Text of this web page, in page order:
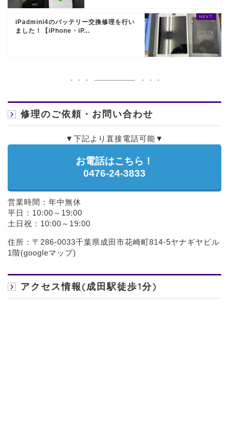
iPadmini4のバッテリー交換修理を行い
ました！【iPhone・iP...
修理のご依頼・お問い合わせ
▼下記より直接電話可能▼
お電話はこちら！
0476-24-3833
営業時間：年中無休
平日：10:00～19:00
土日祝：10:00～19:00
住所：〒286-0033千葉県成田市花崎町814-5ヤナギヤビル
1階(googleマップ)
アクセス情報(成田駅徒歩1分)